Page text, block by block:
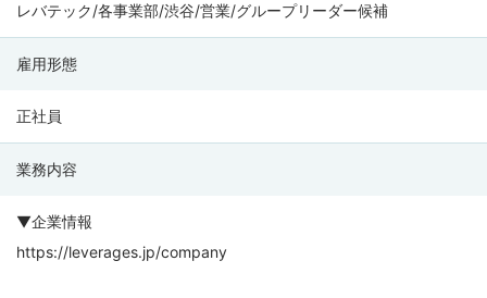
の
レバテック/各事業部/渋谷/営業/グループリーダー候補
雇用形態
正社員
業務内容
▼企業情報
https://leverages.jp/company